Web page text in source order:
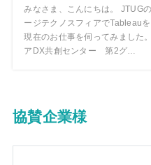
みなさま、こんにちは。 JTUG
ージテクノスフィアでTableau
現在のお仕事を伺ってみました
アDX共創センター 第2グ…
協賛企業様